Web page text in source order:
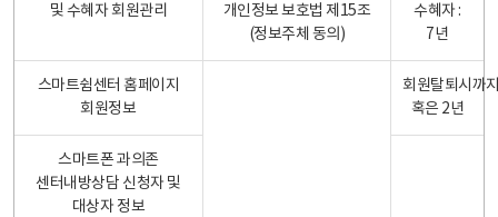
및 수혜자 회원관리
개인정보 보호법 제15조
(정보주체 동의)
수혜자 :
7년
스마트쉼센터 홈페이지
회원정보
회원탈퇴시까
혹은 2년
스마트폰 과의존
센터내방상담 신청자 및
대상자 정보